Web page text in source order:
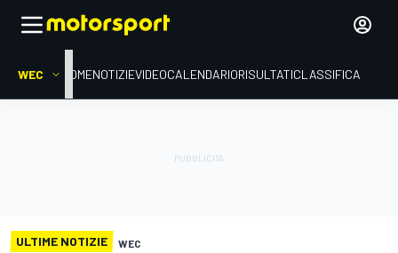
WEC HOMENOTIZIEVIDEOCALENDARIORISULTATICLASSIFICA
ULTIME NOTIZIE WEC